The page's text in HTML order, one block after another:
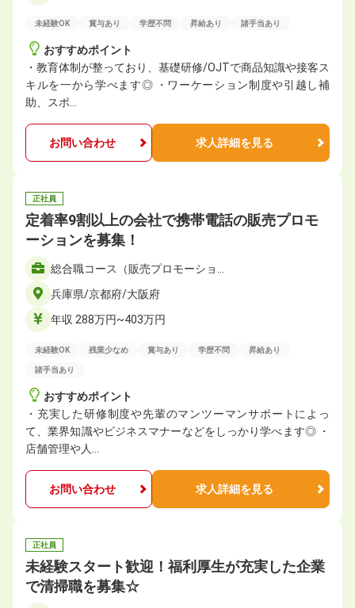
未経験OK 賞与あり 学歴不問 昇給あり 諸手当あり
おすすめポイント
・教育体制が整っており、基礎研修/OJTで商品知識や接客ス
キルを一から学べます◎ ・ワーケーション制度や引越し補
助、スポ…
お問い合わせ 求人詳細を見る
正社員
定着率9割以上の会社で携帯電話の販売プロモ
ーションを募集！
総合職コース（販売プロモーショ…
兵庫県/京都府/大阪府
年収 288万円~403万円
未経験OK 残業少なめ 賞与あり 学歴不問 昇給あり
諸手当あり
おすすめポイント
・充実した研修制度や先輩のマンツーマンサポートによっ
て、業界知識やビジネスマナーなどをしっかり学べます◎ ・
店舗管理や人…
お問い合わせ 求人詳細を見る
正社員
未経験スタート歓迎！福利厚生が充実した企業
で清掃職を募集☆